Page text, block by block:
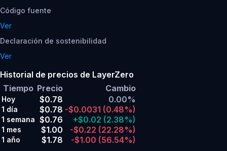
Código fuente
Ver
Declaración de sostenibilidad
Ver
Historial de precios de LayerZero
Tiempo Precio Cambio
Hoy $0.78 0.00%
1 día $0.78 -$0.0031 (0.48%)
1 semana $0.76 +$0.02 (2.38%)
1 mes $1.00 -$0.22 (22.28%)
1 año $1.78 -$1.00 (56.54%)